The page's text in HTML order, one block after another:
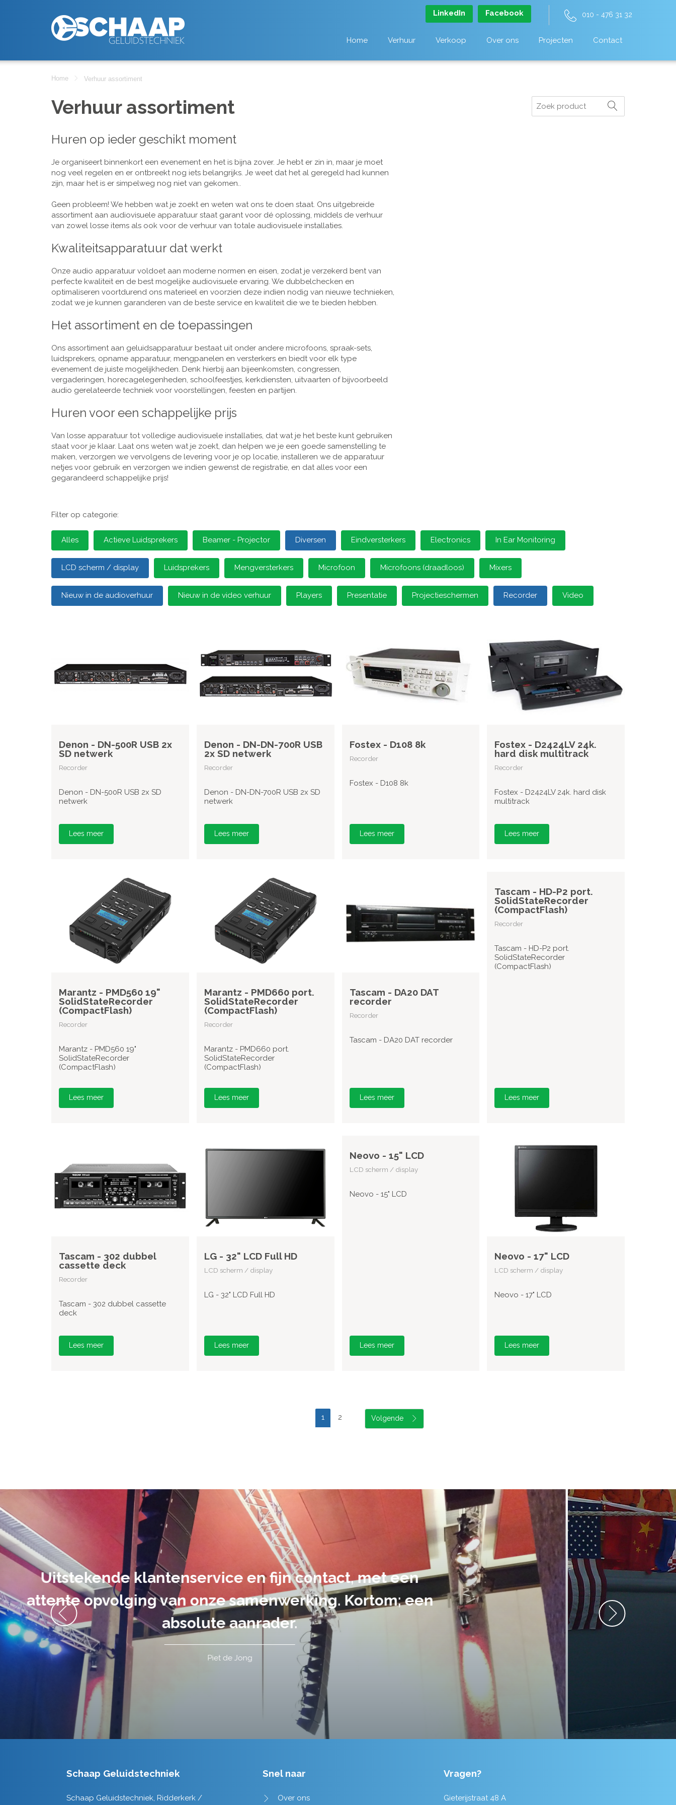
LinkedIn Facebook 010 - 476 31 32
Home Verhuur Verkoop Over ons Projecten Contact
Home Verhuur assortiment
Verhuur assortiment
Huren op ieder geschikt moment
Je organiseert binnenkort een evenement en het is bijna zover. Je hebt er zin in, maar je moet
nog veel regelen en er ontbreekt nog iets belangrijks. Je weet dat het al geregeld had kunnen
zijn, maar het is er simpelweg nog niet van gekomen..
Geen probleem! We hebben wat je zoekt en weten wat ons te doen staat. Ons uitgebreide
assortiment aan audiovisuele apparatuur staat garant voor dé oplossing, middels de verhuur
van zowel losse items als ook voor de verhuur van totale audiovisuele installaties.
Kwaliteitsapparatuur dat werkt
Onze audio apparatuur voldoet aan moderne normen en eisen, zodat je verzekerd bent van
perfecte kwaliteit en de best mogelijke audiovisuele ervaring. We dubbelchecken en
optimaliseren voortdurend ons materieel en voorzien deze indien nodig van nieuwe technieken,
zodat we je kunnen garanderen van de beste service en kwaliteit die we te bieden hebben.
Het assortiment en de toepassingen
Ons assortiment aan geluidsapparatuur bestaat uit onder andere microfoons, spraak-sets,
luidsprekers, opname apparatuur, mengpanelen en versterkers en biedt voor elk type
evenement de juiste mogelijkheden. Denk hierbij aan bijeenkomsten, congressen,
vergaderingen, horecagelegenheden, schoolfeestjes, kerkdiensten, uitvaarten of bijvoorbeeld
audio gerelateerde techniek voor voorstellingen, feesten en partijen.
Huren voor een schappelijke prijs
Van losse apparatuur tot volledige audiovisuele installaties, dat wat je het beste kunt gebruiken
staat voor je klaar. Laat ons weten wat je zoekt, dan helpen we je een goede samenstelling te
maken, verzorgen we vervolgens de levering voor je op locatie, installeren we de apparatuur
netjes voor gebruik en verzorgen we indien gewenst de registratie, en dat alles voor een
gegarandeerd schappelijke prijs!
Zoeken
Filter op categorie:
Alles Actieve Luidsprekers Beamer - Projector Diversen Eindversterkers Electronics In Ear Monitoring
LCD scherm / display Luidsprekers Mengversterkers Microfoon Microfoons (draadloos) Mixers
Nieuw in de audioverhuur Nieuw in de video verhuur Players Presentatie Projectieschermen Recorder Video
Denon - DN-500R USB 2x
SD netwerk
Recorder
Denon - DN-500R USB 2x SD
netwerk
Lees meer
Denon - DN-DN-700R USB
2x SD netwerk
Recorder
Denon - DN-DN-700R USB 2x SD
netwerk
Lees meer
Fostex - D108 8k
Recorder
Fostex - D108 8k
Lees meer
Fostex - D2424LV 24k.
hard disk multitrack
Recorder
Fostex - D2424LV 24k. hard disk
multitrack
Lees meer
Marantz - PMD560 19"
SolidStateRecorder
(CompactFlash)
Recorder
Marantz - PMD560 19"
SolidStateRecorder
(CompactFlash)
Lees meer
Marantz - PMD660 port.
SolidStateRecorder
(CompactFlash)
Recorder
Marantz - PMD660 port.
SolidStateRecorder
(CompactFlash)
Lees meer
Tascam - DA20 DAT
recorder
Recorder
Tascam - DA20 DAT recorder
Lees meer
Tascam - HD-P2 port.
SolidStateRecorder
(CompactFlash)
Recorder
Tascam - HD-P2 port.
SolidStateRecorder
(CompactFlash)
Lees meer
Tascam - 302 dubbel
cassette deck
Recorder
Tascam - 302 dubbel cassette
deck
Lees meer
LG - 32" LCD Full HD
LCD scherm / display
LG - 32" LCD Full HD
Lees meer
Neovo - 15" LCD
LCD scherm / display
Neovo - 15" LCD
Lees meer
Neovo - 17" LCD
LCD scherm / display
Neovo - 17" LCD
Lees meer
1 2
De audiovisuele uitvoering van ons evenement heb ik
volledig uit handen gegeven en dat is een aanrader! Alles
tot in de puntjes verzorgd.
Tim de Lange
Schaap Geluidstechniek
Schaap Geluidstechniek, Ridderkerk /
Snel naar
Over ons
Vragen?
Gieterijstraat 48 A